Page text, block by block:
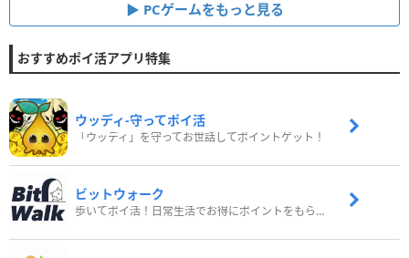
PCゲームをもっと見る
おすすめポイ活アプリ特集
ウッディ‐守ってポイ活
「ウッディ」を守ってお世話してポイントゲット！
ビットウォーク
歩いてポイ活！日常生活でお得にポイントをもらおう